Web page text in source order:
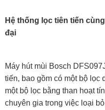
Hệ thống lọc tiên tiến
đại
Máy hút mùi Bosch
tiến, bao gồm có một bộ lọc
một bộ lọc bằng than hoạt
chuyên gia trong việc loại